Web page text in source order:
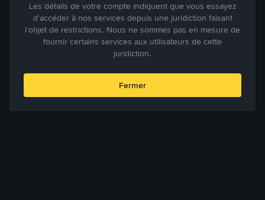
Les détails de votre compte indiquent que vous essayez
d’accéder à nos services depuis une juridiction faisant
l’objet de restrictions. Nous ne sommes pas en mesure de
fournir certains services aux utilisateurs de cette
juridiction.
Fermer